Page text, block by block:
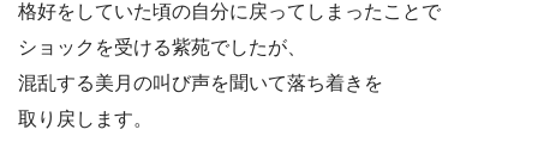
格好をしていた頃の自分に戻ってしまったことで
ショックを受ける紫苑でしたが、
混乱する美月の叫び声を聞いて落ち着きを
取り戻します。